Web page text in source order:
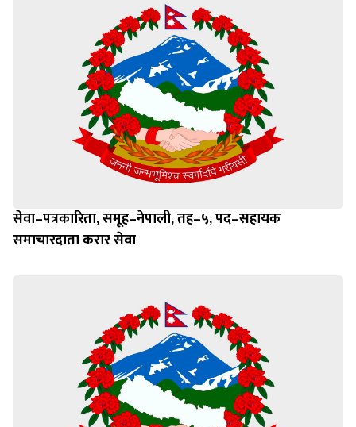
सेवा–पत्रकारिता, समूह–नेपाली, तह–५, पद–सहायक
समाचारदाता करार सेवा